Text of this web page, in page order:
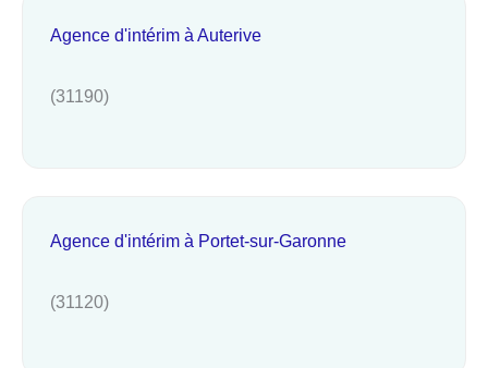
Agence d'intérim à Auterive
(31190)
Agence d'intérim à Portet-sur-Garonne
(31120)